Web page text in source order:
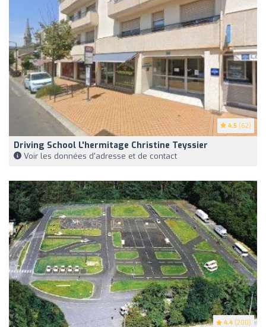
4.5 (62)
Driving School L'hermitage Christine Teyssier
Voir les données d'adresse et de contact
4.4 (200)